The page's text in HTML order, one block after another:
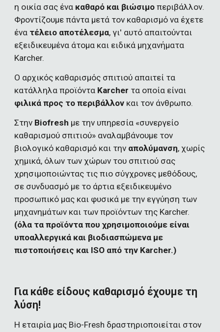
η οικία σας ένα καθαρό και βιώσιμο περιβάλλον.
Φροντίζουμε πάντα μετά τον καθαρισμό να έχετε
ένα τέλειο αποτέλεσμα, γι' αυτό απαιτούνται
εξειδικευμένα άτομα και ειδικά μηχανήματα
Karcher.
Ο αρχικός καθαρισμός σπιτιού απαιτεί τα
κατάλληλα προϊόντα Karcher
φιλικά προς το περιβάλλον και τον άνθρωπο.
Στην Biofresh με την υπηρεσία «συνεργείο
καθαρισμού σπιτιού» αναλαμβάνουμε τον
βιολογικό καθαρισμό και την απολύμανση, χωρίς
χημικά, όλων των χώρων του σπιτιού σας
χρησιμοποιώντας τις πιο σύγχρονες μεθόδους,
σε συνδυασμό με το άρτια εξειδικευμένο
προσωπικό μας και φυσικά με την εγγύηση των
(όλα τα προϊόντα που χρησιμοποιούμε είναι
υποαλλεργικά και βιοδιασπώμενα με
πιστοποιήσεις και ISO από την Karcher.)
Για κάθε είδους καθαρισμό έχουμε τη
λύση!
Η εταιρία μας Bio-Fresh δραστηριοποιείται στον